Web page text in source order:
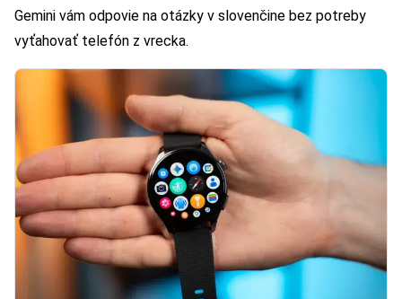
Gemini vám odpovie na otázky v slovenčine bez potreby
vyťahovať telefón z vrecka.